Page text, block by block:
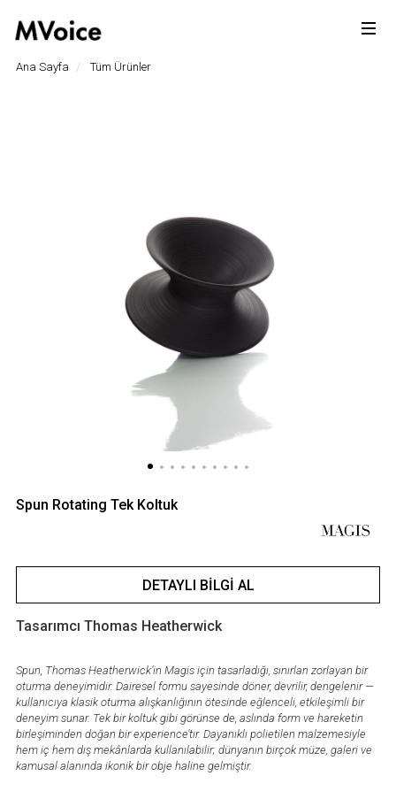
Ana Sayfa Tüm Ürünler
Spun Rotating Tek Koltuk
DETAYLI BILGI AL
Tasarımcı Thomas Heatherwick
Spun, Thomas Heatherwick’in Magis için tasarladığı, sınırları zorlayan bir
oturma deneyimidir. Dairesel formu sayesinde döner, devrilir, dengelenir —
kullanıcıya klasik oturma alışkanlığının ötesinde eğlenceli, etkileşimli bir
deneyim sunar. Tek bir koltuk gibi görünse de, aslında form ve hareketin
birleşiminden doğan bir experience’tır. Dayanıklı polietilen malzemesiyle
hem iç hem dış mekânlarda kullanılabilir; dünyanın birçok müze, galeri ve
kamusal alanında ikonik bir obje haline gelmiştir.